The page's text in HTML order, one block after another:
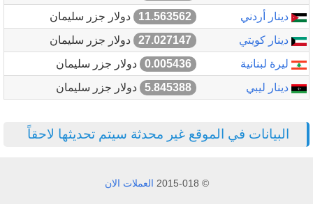
دينار أردني
11.563562
دولار جزر سليمان
دينار كويتي
27.027147
دولار جزر سليمان
ليرة لبنانية
0.005436
دولار جزر سليمان
دينار ليبي
5.845388 دولار جزر سليمان
البيانات في الموقع غير محدثة سيتم تحديثها لاحقاً
© 2015-018 العملات الان